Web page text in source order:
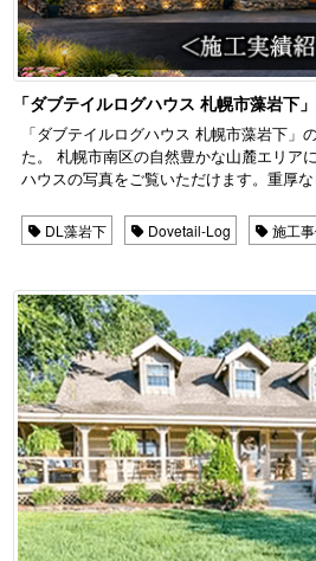
「ダブテイルログハウス 札幌市藻岩下
「ダブテイルログハウス 札幌市藻岩下」
た。 札幌市南区の自然豊かな山麓エリア
ハウスの写真をご覧いただけます。重厚
DL藻岩下 Dovetail-Log 施工